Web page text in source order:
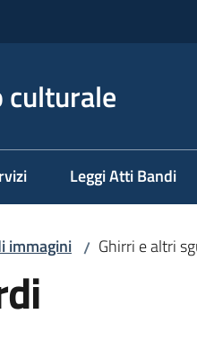
Leggi Atti Bandi
immagini / Ghirri e altri